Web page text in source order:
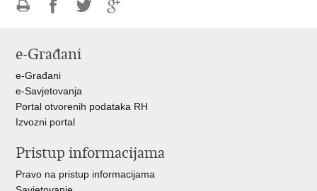
FacebookuTwitteru
e-Građani
e-Građani
e-Savjetovanja
Portal otvorenih podataka RH
Izvozni portal
Pristup informacijama
Pravo na pristup informacijama